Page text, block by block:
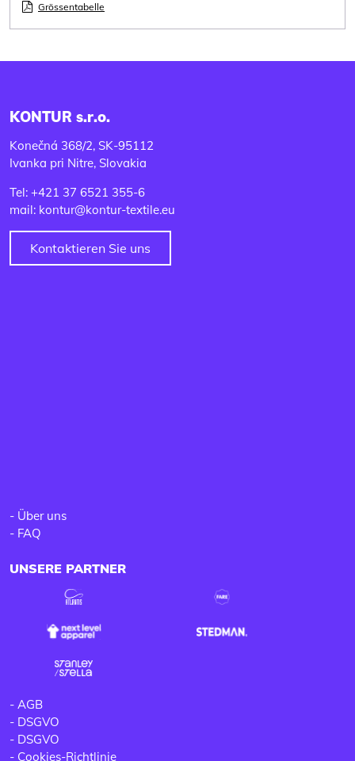
Grössentabelle
KONTUR s.r.o.
Konečná 368/2, SK-95112
Ivanka pri Nitre, Slovakia
Tel: +421 37 6521 355-6
mail: kontur@kontur-textile.eu
Kontaktieren Sie uns
- Über uns
- FAQ
UNSERE PARTNER
- AGB
- DSGVO
- DSGVO
- Cookies-Richtlinie